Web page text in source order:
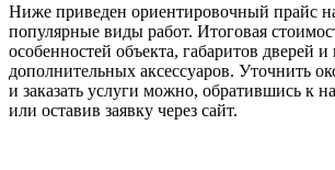
Ниже приведен ориентировочный прайс
популярные виды работ. Итоговая
особенностей объекта, габаритов дверей и
дополнительных аксессуаров. Уточнить
и заказать услуги можно, обратившись к
или оставив заявку через сайт.